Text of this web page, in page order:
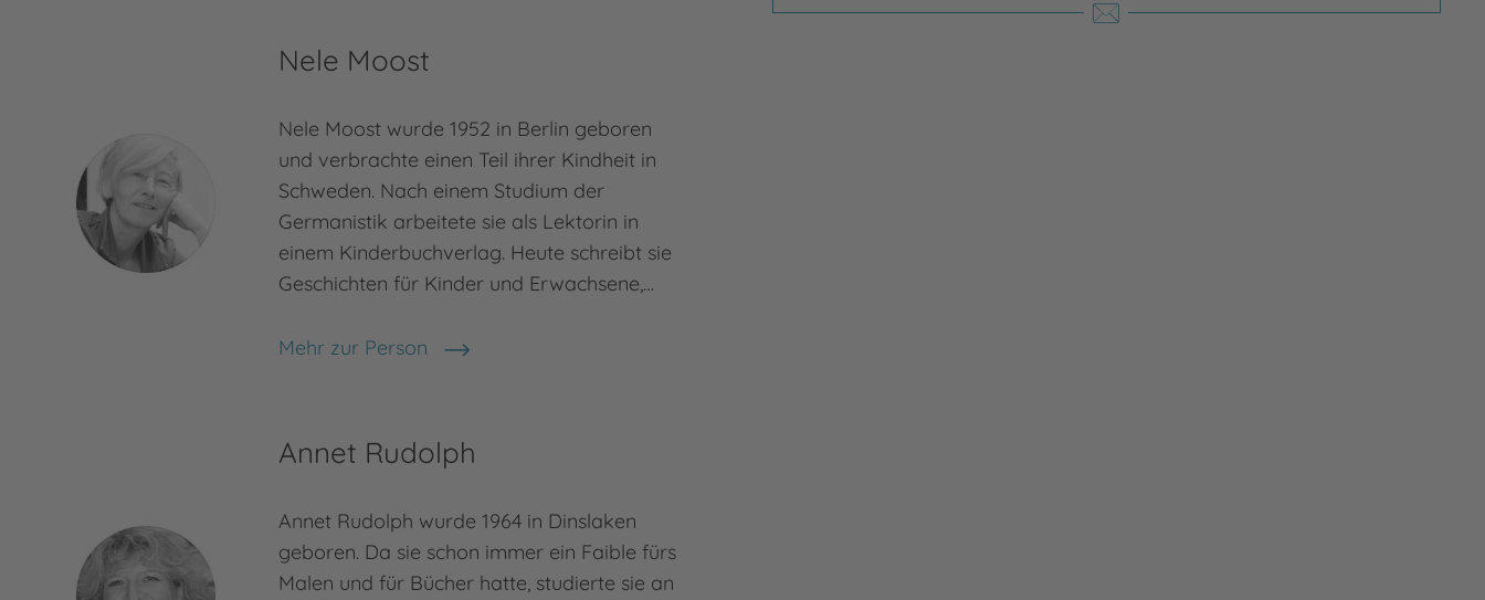
Nele Moost
Nele Moost wurde 1952 in Berlin geboren
und verbrachte einen Teil ihrer Kindheit in
Schweden. Nach einem Studium der
Germanistik arbeitete sie als Lektorin in
einem Kinderbuchverlag. Heute schreibt sie
Geschichten für Kinder und Erwachsene,…
Mehr zur Person
Nele Moost
Annet Rudolph
Annet Rudolph wurde 1964 in Dinslaken
geboren. Da sie schon immer ein Faible fürs
Malen und für Bücher hatte, studierte sie an